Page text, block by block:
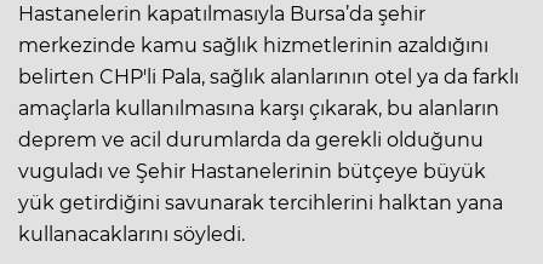
Hastanelerin kapatılmasıyla Bursa’da şehir
merkezinde kamu sağlık hizmetlerinin azaldığını
belirten CHP'li Pala, sağlık alanlarının otel ya da farklı
amaçlarla kullanılmasına karşı çıkarak, bu alanların
deprem ve acil durumlarda da gerekli olduğunu
vuguladı ve Şehir Hastanelerinin bütçeye büyük
yük getirdiğini savunarak tercihlerini halktan yana
kullanacaklarını söyledi.